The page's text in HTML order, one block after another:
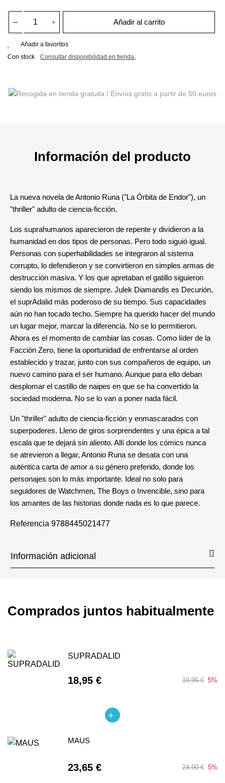
Añadir al carrito
Añadir a favoritos
Con stock
Consultar disponibilidad en tienda.
Información del producto
La nueva novela de Antonio Runa ("La Órbita de Endor"), un
"thriller" adulto de ciencia-ficción.
Los suprahumanos aparecieron de repente y dividieron a la
humanidad en dos tipos de personas. Pero todo siguió igual.
Personas con superhabilidades se integraron al sistema
corrupto, lo defendieron y se convirtieron en simples armas de
destrucción masiva. Y los que apretaban el gatillo siguieron
siendo los mismos de siempre. Julek Diamandis es Decurión,
el suprAdalid más poderoso de su tiempo. Sus capacidades
aún no han tocado techo. Siempre ha querido hacer del mundo
un lugar mejor, marcar la diferencia. No se lo permitieron.
Ahora es el momento de cambiar las cosas. Como líder de la
Facción Zero, tiene la oportunidad de enfrentarse al orden
establecido y trazar, junto con sus compañeros de equipo, un
nuevo camino para el ser humano. Aunque para ello deban
desplomar el castillo de naipes en que se ha convertido la
sociedad moderna. No se lo van a poner nada fácil.
Un "thriller" adulto de ciencia-ficción y enmascarados con
superpoderes. Lleno de giros sorprendentes y una épica a tal
escala que te dejará sin aliento. Allí donde los cómics nunca
se atrevieron a llegar, Antonio Runa se desata con una
auténtica carta de amor a su género preferido, donde los
personajes son lo más importante. Ideal no solo para
seguidores de Watchmen, The Boys o Invencible, sino para
los amantes de las historias donde nada es lo que parece.
Referencia 9788445021477
Información adicional
Comprados juntos habitualmente
SUPRADALID
18,95 € 19,95 € 5%
MAUS
23,65 € 24,90 € 5%